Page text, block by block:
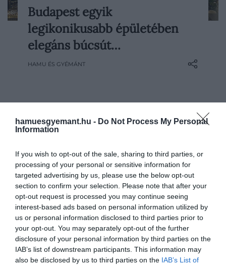
hamuesgyemant.hu - Do Not Process My Personal
Information
If you wish to opt-out of the sale, sharing to third parties, or
processing of your personal or sensitive information for
targeted advertising by us, please use the below opt-out
section to confirm your selection. Please note that after your
opt-out request is processed you may continue seeing
interest-based ads based on personal information utilized by
us or personal information disclosed to third parties prior to
your opt-out. You may separately opt-out of the further
disclosure of your personal information by third parties on the
IAB’s list of downstream participants. This information may
also be disclosed by us to third parties on the IAB’s List of
Ha még nincs programunk december 31-
re, és többre vágyunk, mint egy átlagos
vacsora, a város egyik legszebb
épületében működő Párisi Passage
Restaurantban idén is két, karakterében
Budapest egyik
legikonikusabb épületében
elegáns búcsút…
HAMU ÉS GYÉMÁNT